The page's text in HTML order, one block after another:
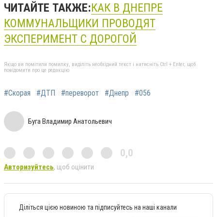
ЧИТАЙТЕ ТАКЖЕ:КАК В ДНЕПРЕ
КОММУНАЛЬЩИКИ ПРОВОДЯТ
ЭКСПЕРИМЕНТ С ДОРОГОЙ
Якщо ви помітили помилку, виділіть необхідний текст і натисніть Ctrl + Enter, щоб
повідомити про це редакцію
#Скорая #ДТП #переворот #Днепр #056
Буга Владимир Анатольевич
0,0
Авторизуйтесь, щоб оцінити
Діліться цією новиною та підписуйтесь на наші канали